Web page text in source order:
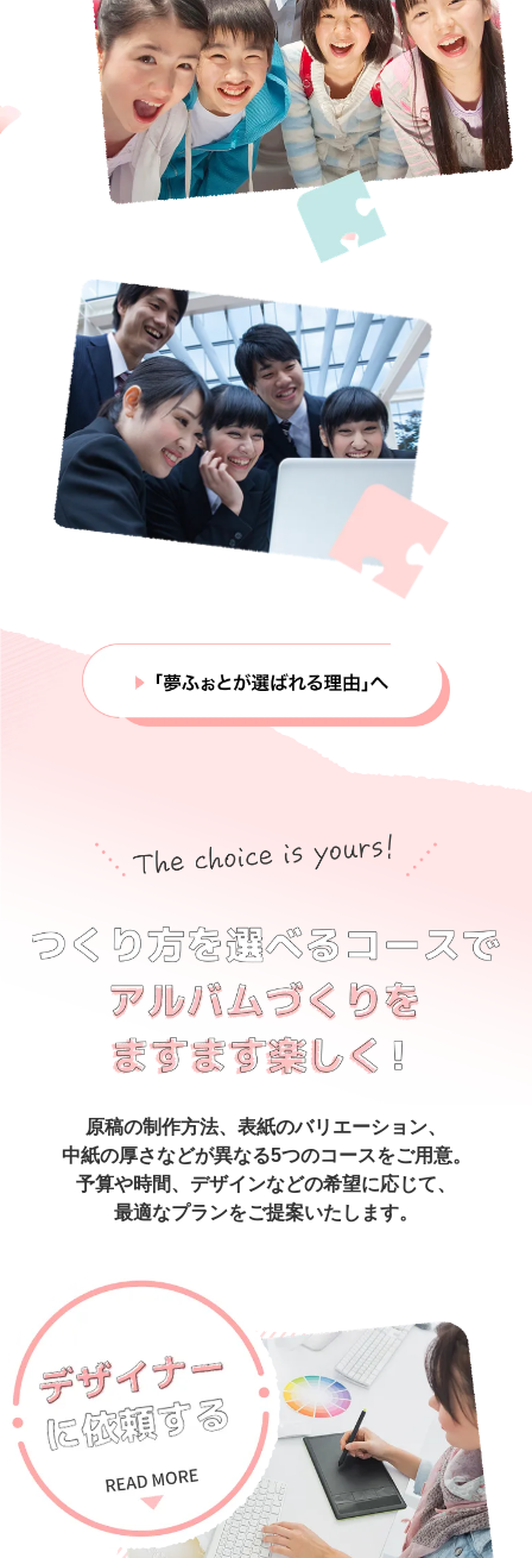
原稿の制作方法、表紙のバリエーション、
中紙の厚さなどが異なる5つのコースをご用意。
予算や時間、デザインなどの希望に応じて、
最適なプランをご提案いたします。